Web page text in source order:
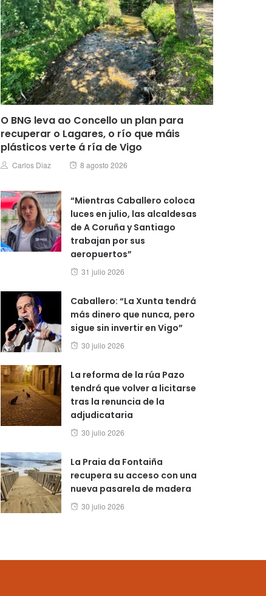
O BNG leva ao Concello un plan para
recuperar o Lagares, o río que máis
plásticos verte á ría de Vigo
Author
Carlos Diaz
Posted
8 agosto 2026
“Mientras Caballero coloca
luces en julio, las alcaldesas
de A Coruña y Santiago
trabajan por sus
aeropuertos”
Posted
31 julio 2026
Caballero: “La Xunta tendrá
más dinero que nunca, pero
sigue sin invertir en Vigo”
Posted
30 julio 2026
La reforma de la rúa Pazo
tendrá que volver a licitarse
tras la renuncia de la
adjudicataria
Posted
30 julio 2026
La Praia da Fontaiña
recupera su acceso con una
nueva pasarela de madera
Posted
30 julio 2026